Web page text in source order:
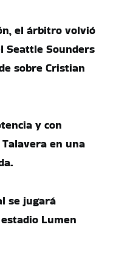
el árbitro volvió
Seattle Sounders
sobre Cristian
y con
en una
se jugará
Lumen